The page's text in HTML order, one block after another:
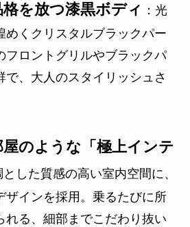
を放つ漆黒ボディ ：光
めくクリスタルブラックパー
フロントグリルやブラックパ
で、大人のスタイリッシュさ
のような「極上インテ
とした質感の高い室内空間に、
ザインを採用。乗るたびに所
れる、細部までこだわり抜い